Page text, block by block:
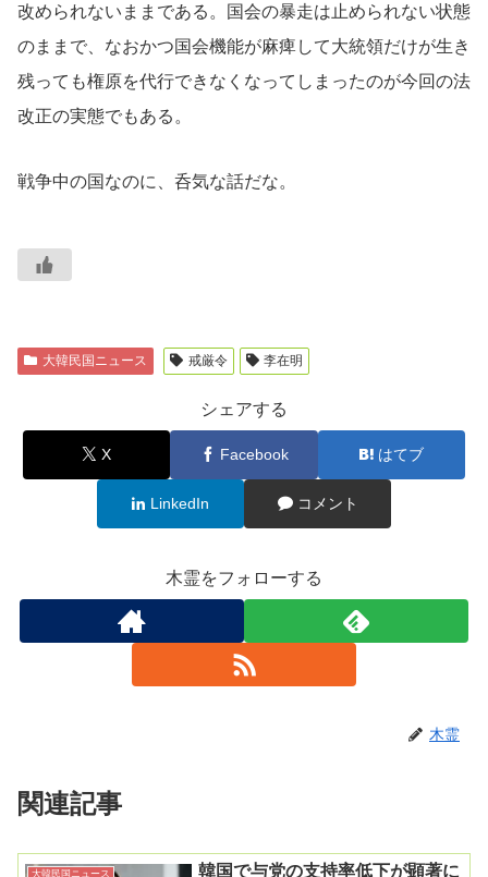
改められないままである。国会の暴走は止められない状態
のままで、なおかつ国会機能が麻痺して大統領だけが生き
残っても権原を代行できなくなってしまったのが今回の法
改正の実態でもある。
戦争中の国なのに、呑気な話だな。
大韓民国ニュース 戒厳令 李在明
シェアする
X Facebook はてブ
LinkedIn コメント
木霊をフォローする
木霊
関連記事
大韓民国ニュース 韓国で与党の支持率低下が顕著に